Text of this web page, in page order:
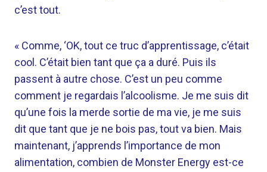
c’est tout.
« Comme, ‘OK, tout ce truc d’apprentissage, c’était
cool. C’était bien tant que ça a duré. Puis ils
passent à autre chose. C’est un peu comme
comment je regardais l’alcoolisme. Je me suis dit
qu’une fois la merde sortie de ma vie, je me suis
dit que tant que je ne bois pas, tout va bien. Mais
maintenant, j’apprends l’importance de mon
alimentation, combien de Monster Energy est-ce